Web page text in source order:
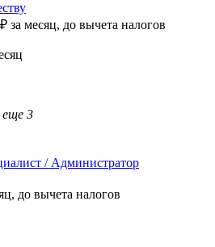
₽ за месяц, до вычета налогов
еще 3
/ Администратор
до вычета налогов